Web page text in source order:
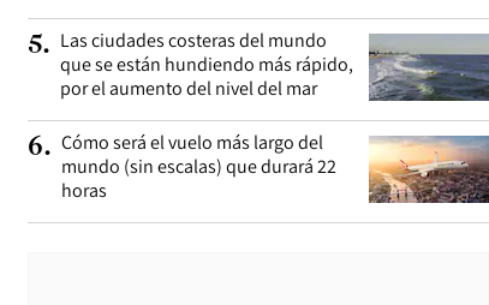
5. Las ciudades costeras del mundo
que se están hundiendo más rápido,
por el aumento del nivel del mar
6. Cómo será el vuelo más largo del
mundo (sin escalas) que durará 22
horas